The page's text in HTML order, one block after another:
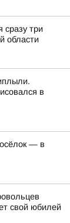
сразу три
области
в
— в
свой юбилей